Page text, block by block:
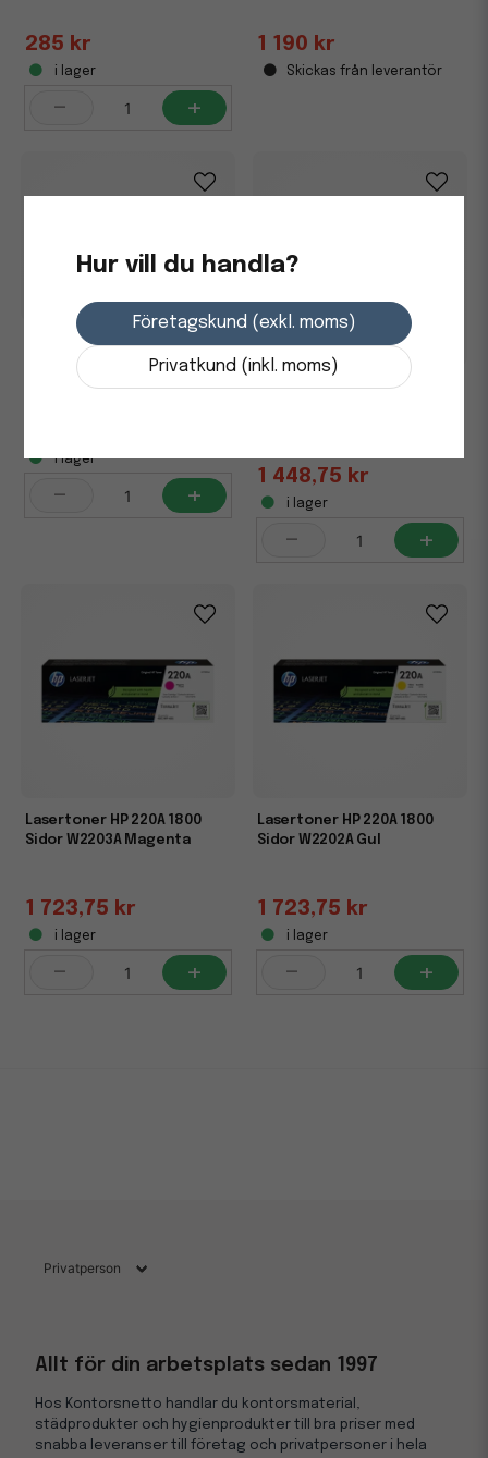
285 kr
i lager
- +
1 190 kr
Skickas från leverantör
Toner HP W2120X 212X 13K
i lager
- +
Lasertoner HP 220A 2000
1 448,75 kr
i lager
- +
Lasertoner HP 220A 1800
Sidor W2203A Magenta
1 723,75 kr
i lager
- +
Lasertoner HP 220A 1800
Sidor W2202A Gul
1 723,75 kr
i lager
- +
Hur vill du handla?
Företagskund (exkl. moms)
Privatkund (inkl. moms)
Allt för din arbetsplats sedan 1997
Hos Kontorsnetto handlar du kontorsmaterial,
städprodukter och hygienprodukter till bra priser med
snabba leveranser till företag och privatpersoner i hela